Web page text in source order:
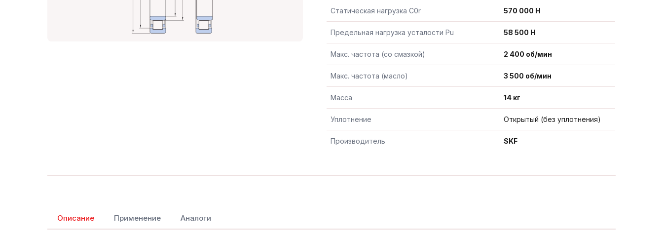
Статическая нагрузка C0r 570 000 Н
Предельная нагрузка усталости Pu 58 500 Н
Макс. частота (со смазкой) 2 400 об/мин
Макс. частота (масло) 3 500 об/мин
Масса 14 кг
Уплотнение Открытый (без уплотнения)
Производитель SKF
Описание Применение Аналоги